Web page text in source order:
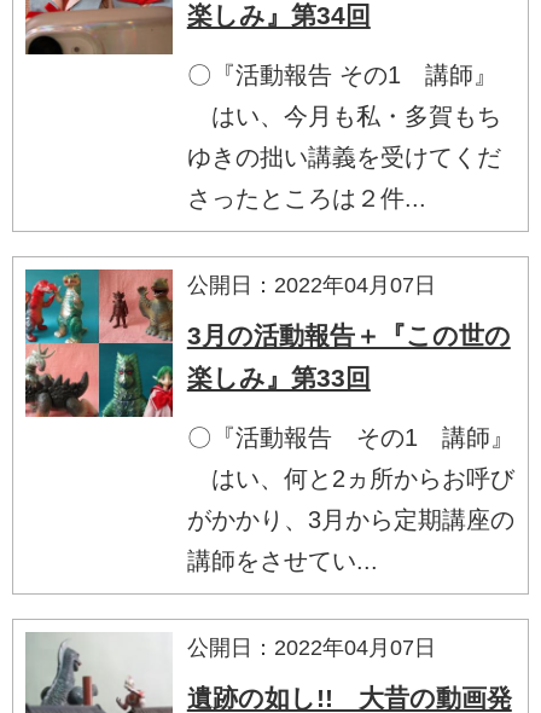
楽しみ』第34回
〇『活動報告 その1 講師』
はい、今月も私・多賀もち
ゆきの拙い講義を受けてくだ
さったところは２件...
公開日：2022年04月07日
3月の活動報告＋『この世の
楽しみ』第33回
〇『活動報告 その1 講師』
はい、何と2ヵ所からお呼び
がかかり、3月から定期講座の
講師をさせてい...
公開日：2022年04月07日
遺跡の如し!! 大昔の動画発